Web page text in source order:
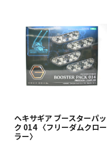
ヘキサギア ブースターパッ
ク 014 〈フリーダムクロー
ラー〉